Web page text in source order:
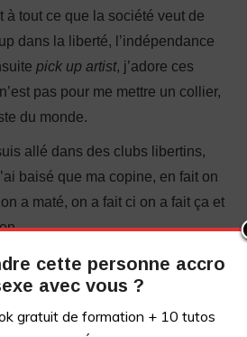
à tout ce que la société veut de
dans la liberté, l’indépendance
pick up artist, j’adore ces
pas pour me mettre un collier,
du monde.
allé dans des clubs libertins,
baisé que ma copine, en fait on
a maté, on a fait ci on a fait ça et
voir comment ça se passe
libertin, vous n’êtes obligé de rien,
tout est permis, vous pouvez
cette personne accro
avec vous ?
gratuit de formation + 10 tutos